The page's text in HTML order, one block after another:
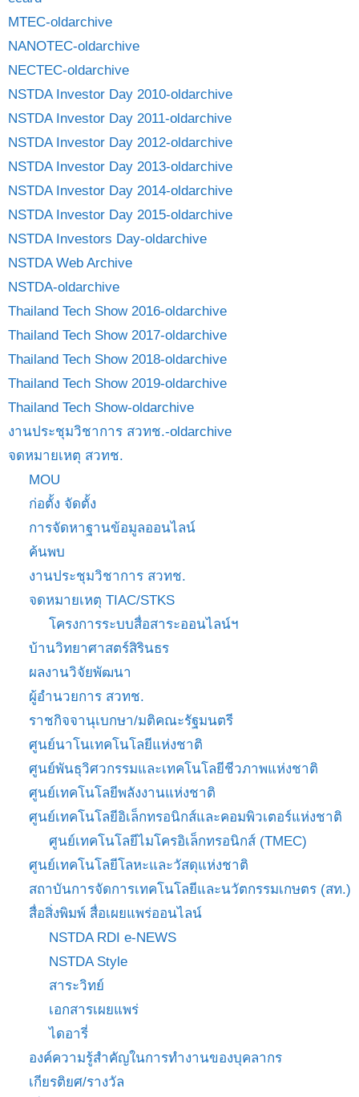
MTEC-oldarchive
NANOTEC-oldarchive
NECTEC-oldarchive
NSTDA Investor Day 2010-oldarchive
NSTDA Investor Day 2011-oldarchive
NSTDA Investor Day 2012-oldarchive
NSTDA Investor Day 2013-oldarchive
NSTDA Investor Day 2014-oldarchive
NSTDA Investor Day 2015-oldarchive
NSTDA Investors Day-oldarchive
NSTDA Web Archive
NSTDA-oldarchive
Thailand Tech Show 2016-oldarchive
Thailand Tech Show 2017-oldarchive
Thailand Tech Show 2018-oldarchive
Thailand Tech Show 2019-oldarchive
Thailand Tech Show-oldarchive
งานประชุมวิชาการ สวทช.-oldarchive
จดหมายเหตุ สวทช.
MOU
ก่อตั้ง จัดตั้ง
การจัดหาฐานข้อมูลออนไลน์
ค้นพบ
งานประชุมวิชาการ สวทช.
จดหมายเหตุ TIAC/STKS
โครงการระบบสื่อสาระออนไลน์ฯ
บ้านวิทยาศาสตร์สิรินธร
ผลงานวิจัยพัฒนา
ผู้อำนวยการ สวทช.
ราชกิจจานุเบกษา/มติคณะรัฐมนตรี
ศูนย์นาโนเทคโนโลยีแห่งชาติ
ศูนย์พันธุวิศวกรรมและเทคโนโลยีชีวภาพแห่งชาติ
ศูนย์เทคโนโลยีพลังงานแห่งชาติ
ศูนย์เทคโนโลยีอิเล็กทรอนิกส์และคอมพิวเตอร์แห่งชาติ
ศูนย์เทคโนโลยีไมโครอิเล็กทรอนิกส์ (TMEC)
ศูนย์เทคโนโลยีโลหะและวัสดุแห่งชาติ
สถาบันการจัดการเทคโนโลยีและนวัตกรรมเกษตร (สท.)
สื่อสิ่งพิมพ์ สื่อเผยแพร่ออนไลน์
NSTDA RDI e-NEWS
NSTDA Style
สาระวิทย์
เอกสารเผยแพร่
ไดอารี่
องค์ความรู้สำคัญในการทำงานของบุคลากร
เกียรติยศ/รางวัล